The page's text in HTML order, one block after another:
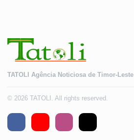
TATOLI Agência Noticiosa de Timor-Leste
© 2026 TATOLI. All rights reserved.